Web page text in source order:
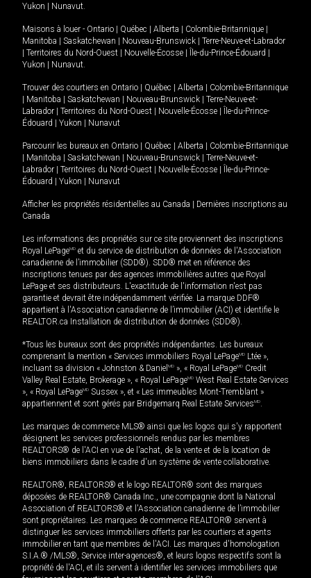
Yukon | Nunavut.
Maisons à louer - Ontario | Québec | Alberta | Colombie-Britannique |
Manitoba | Saskatchewan | Nouveau-Brunswick | Terre-Neuve-et-Labrador
| Territoires du Nord-Ouest | Nouvelle-Écosse | Île-du-Prince-Édouard |
Yukon | Nunavut.
Trouver des courtiers en Ontario | Québec | Alberta | Colombie-Britannique
| Manitoba | Saskatchewan | Nouveau-Brunswick | Terre-Neuve-et-
Labrador | Territoires du Nord-Ouest | Nouvelle-Écosse | Île-du-Prince-
Édouard | Yukon | Nunavut
Parcourir les bureaux en Ontario | Québec | Alberta | Colombie-Britannique
| Manitoba | Saskatchewan | Nouveau-Brunswick | Terre-Neuve-et-
Labrador | Territoires du Nord-Ouest | Nouvelle-Écosse | Île-du-Prince-
Édouard | Yukon | Nunavut
Afficher les propriétés résidentielles au Canada | Dernières inscriptions au
Canada
Les informations des propriétés sur ce site proviennent des inscriptions
Royal LePageMD et du service de distribution de données de l'Association
canadienne de l’immobilier (SDD®). SDD® met en référence des
inscriptions tenues par des agences immobilières autres que Royal
LePage et ses distributeurs. L'exactitude de l'information n'est pas
garantie et devrait être indépendamment vérifiée. La marque DDF®
appartient à l'Association canadienne de l’immobilier (ACI) et identifie le
REALTOR.ca Installation de distribution de données (SDD®).
*Tous les bureaux sont des propriétés indépendantes. Les bureaux
comprenant la mention « Services immobiliers Royal LePageMD Ltée »,
incluant sa division « Johnston & Daniel MD », « Royal LePageMD Credit
Valley Real Estate, Brokerage », « Royal LePageMD West Real Estate Services
», « Royal LePageMD Sussex », et « Les immeubles Mont-Tremblant »
appartiennent et sont gérés par Bridgemarq Real Estate ServicesMD.
Les marques de commerce MLS® ainsi que les logos qui s'y rapportent
désignent les services professionnels rendus par les membres
REALTORS® de l'ACI en vue de l'achat, de la vente et de la location de
biens immobiliers dans le cadre d'un système de vente collaborative.
REALTOR®, REALTORS® et le logo REALTOR® sont des marques
déposées de REALTOR® Canada Inc., une compagnie dont la National
Association of REALTORS® et l'Association canadienne de l’immobilier
sont propriétaires. Les marques de commerce REALTOR® servent à
distinguer les services immobiliers offerts par les courtiers et agents
immobilier en tant que membres de l'ACI. Les marques d'homologation
S.I.A.® /MLS®, Service inter-agences®, et leurs logos respectifs sont la
propriété de l'ACI, et ils servent à identifier les services immobiliers que